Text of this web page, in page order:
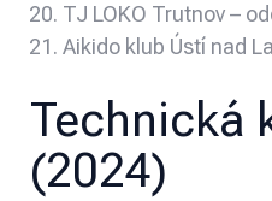
TJ LOKO Trutnov –
Aikido klub Ústí nad
Technická
(2024)